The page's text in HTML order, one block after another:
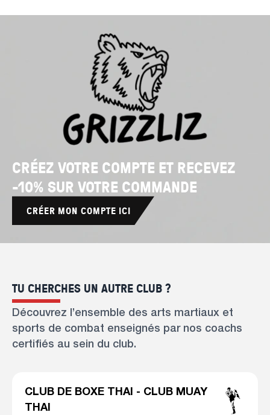
CRÉEZ VOTRE COMPTE ET RECEVEZ
-10% SUR VOTRE COMMANDE
CRÉER MON COMPTE ICI
TU CHERCHES UN AUTRE CLUB ?
Découvrez l’ensemble des arts martiaux et
sports de combat enseignés par nos coachs
certifiés au sein du club.
CLUB DE BOXE THAI - CLUB MUAY
THAI